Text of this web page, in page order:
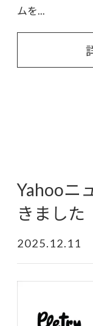
ムを...
Yahooニ
きました
2025.12.11